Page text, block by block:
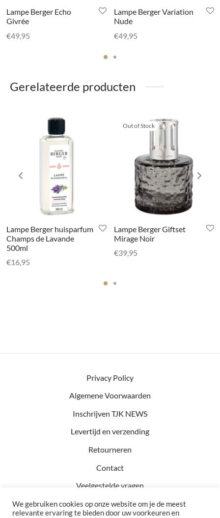
Lampe Berger Echo
Givrée
€49,95
Lampe Berger Variation
Nude
€49,95
Gerelateerde producten
Lampe Berger huisparfum
Champs de Lavande
500ml
€16,95
Out of Stock
Lampe Berger Giftset
Mirage Noir
€39,95
Privacy Policy
Algemene Voorwaarden
Inschrijven TJK NEWS
Levertijd en verzending
Retourneren
Contact
Veelgestelde vragen
We gebruiken cookies op onze website om je de meest
relevante ervaring te bieden door uw voorkeuren en